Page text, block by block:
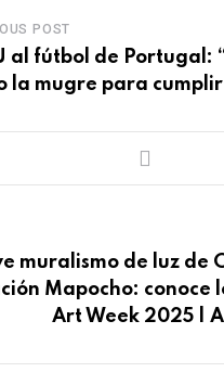
POST
al fútbol de Portugal:
la mugre para cumplir
muralismo de luz de
Mapocho: conoce
Art Week 2025 |